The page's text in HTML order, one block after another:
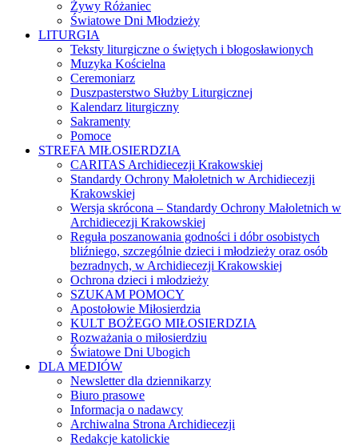
Żywy Różaniec
Światowe Dni Młodzieży
LITURGIA
Teksty liturgiczne o świętych i błogosławionych
Muzyka Kościelna
Ceremoniarz
Duszpasterstwo Służby Liturgicznej
Kalendarz liturgiczny
Sakramenty
Pomoce
STREFA MIŁOSIERDZIA
CARITAS Archidiecezji Krakowskiej
Standardy Ochrony Małoletnich w Archidiecezji
Krakowskiej
Wersja skrócona – Standardy Ochrony Małoletnich w
Archidiecezji Krakowskiej
Reguła poszanowania godności i dóbr osobistych
bliźniego, szczególnie dzieci i młodzieży oraz osób
bezradnych, w Archidiecezji Krakowskiej
Ochrona dzieci i młodzieży
SZUKAM POMOCY
Apostołowie Miłosierdzia
KULT BOŻEGO MIŁOSIERDZIA
Rozważania o miłosierdziu
Światowe Dni Ubogich
DLA MEDIÓW
Newsletter dla dziennikarzy
Biuro prasowe
Informacja o nadawcy
Archiwalna Strona Archidiecezji
Redakcje katolickie